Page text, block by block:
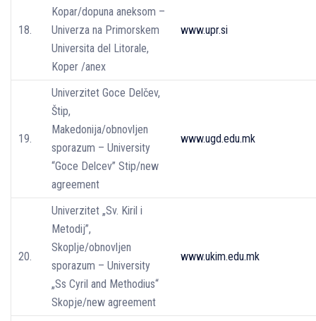
18.
Kopar/dopuna aneksom –
Univerza na Primorskem
Universita del Litorale,
Koper /anex
www.upr.si
19.
Univerzitet Goce Delčev,
Štip,
Makedonija/obnovljen
sporazum – University
“Goce Delcev” Stip/new
agreement
www.ugd.edu.mk
20.
Univerzitet „Sv. Kiril i
Metodij”,
Skoplje/obnovljen
sporazum – University
„Ss Cyril and Methodius“
Skopje/new agreement
www.ukim.edu.mk